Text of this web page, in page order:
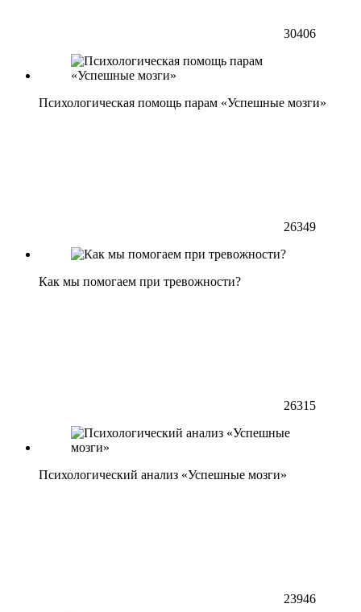
30406
Психологическая помощь парам «Успешные мозги»
26349
Как мы помогаем при тревожности?
26315
Психологический анализ «Успешные мозги»
23946